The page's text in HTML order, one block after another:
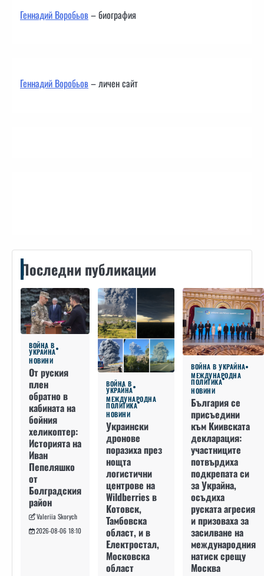
Геннадий Воробьов– биография
Геннадий Воробьов– личен сайт
Последни публикации
ВОЙНА В
УКРАЙНА
НОВИНИ
От руския
плен
обратно в
кабината на
бойния
хеликоптер:
Историята на
Иван
Пепеляшко
от
Болградския
район
Valeriia Skorych
2026-08-06 18:10
ВОЙНА В
УКРАЙНА
МЕЖДУНАРОДНА
ПОЛИТИКА
НОВИНИ
Украински
дронове
поразиха през
нощта
логистични
центрове на
Wildberries в
Котовск,
Тамбовска
област, и в
Електростал,
Московска
област
ВОЙНА В УКРАЙНА
МЕЖДУНАРОДНА
ПОЛИТИКА
НОВИНИ
България се
присъедини
към Киивската
декларация:
участниците
потвърдиха
подкрепата си
за Украйна,
осъдиха
руската агресия
и призоваха за
засилване на
международния
натиск срещу
Москва